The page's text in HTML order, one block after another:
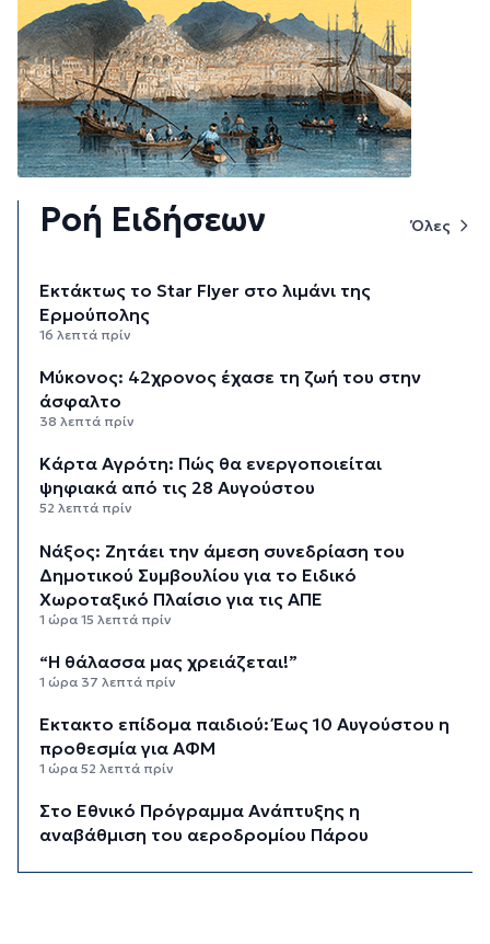
Ροή Ειδήσεων Όλες
Εκτάκτως το Star Flyer στο λιμάνι της
Ερμούπολης
16 λεπτά πρίν
Μύκονος: 42χρονος έχασε τη ζωή του στην
άσφαλτο
38 λεπτά πρίν
Κάρτα Αγρότη: Πώς θα ενεργοποιείται
ψηφιακά από τις 28 Αυγούστου
52 λεπτά πρίν
Νάξος: Ζητάει την άμεση συνεδρίαση του
Δημοτικού Συμβουλίου για το Ειδικό
Χωροταξικό Πλαίσιο για τις ΑΠΕ
1 ώρα 15 λεπτά πρίν
“Η θάλασσα μας χρειάζεται!”
1 ώρα 37 λεπτά πρίν
Έκτακτο επίδομα παιδιού: Έως 10 Αυγούστου η
προθεσμία για ΑΦΜ
1 ώρα 52 λεπτά πρίν
Στο Εθνικό Πρόγραμμα Ανάπτυξης η
αναβάθμιση του αεροδρομίου Πάρου